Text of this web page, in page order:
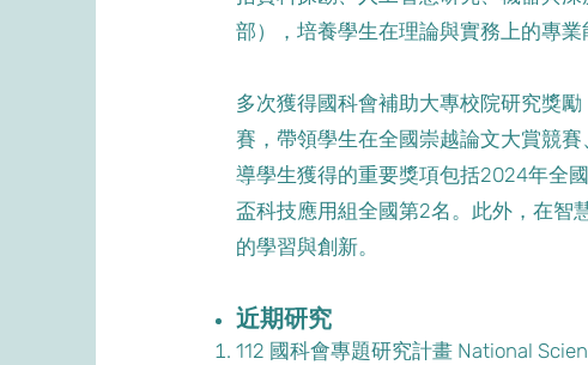
部），培養學生在理論與實務上的專業
多次獲得國科會補助大專校院研究獎
賽，帶領學生在全國崇越論文大賞競
導學生獲得的重要獎項包括2024年全
盃科技應用組全國第2名。此外，在智
的學習與創新。
近期研究
112 國科會專題研究計畫 National